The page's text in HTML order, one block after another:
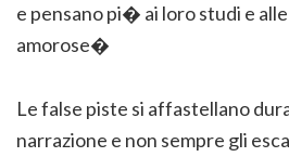
e pensano pi� ai loro studi e
amorose�
Le false piste si affastellano
narrazione e non sempre gli